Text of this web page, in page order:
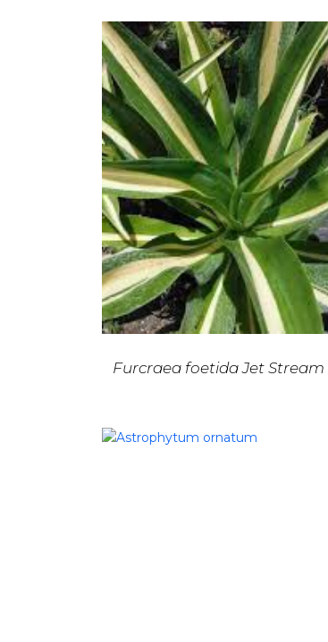
Furcraea foetida Jet Stream